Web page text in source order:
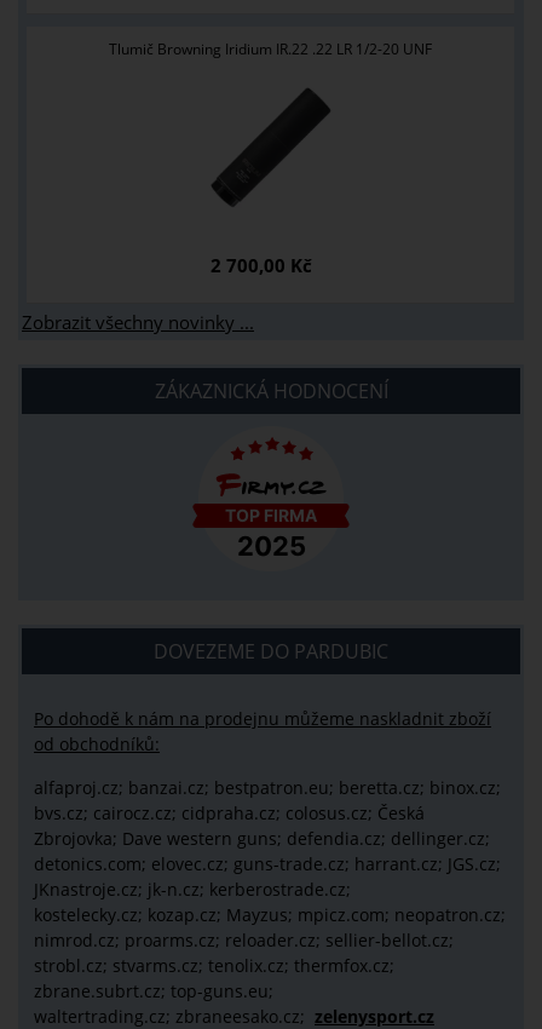
Tlumič Browning Iridium IR.22 .22 LR 1/2-20 UNF
2 700,00 Kč
Zobrazit všechny novinky ...
ZÁKAZNICKÁ HODNOCENÍ
DOVEZEME DO PARDUBIC
Po dohodě k nám na prodejnu můžeme naskladnit zboží
od obchodníků:
alfaproj.cz; banzai.cz; bestpatron.eu; beretta.cz; binox.cz;
bvs.cz; cairocz.cz; cidpraha.cz; colosus.cz; Česká
Zbrojovka; Dave western guns; defendia.cz; dellinger.cz;
detonics.com; elovec.cz; guns-trade.cz; harrant.cz; JGS.cz;
JKnastroje.cz; jk-n.cz; kerberostrade.cz;
kostelecky.cz; kozap.cz; Mayzus; mpicz.com; neopatron.cz;
nimrod.cz; proarms.cz; reloader.cz; sellier-bellot.cz;
strobl.cz; stvarms.cz; tenolix.cz; thermfox.cz;
zbrane.subrt.cz; top-guns.eu;
waltertrading.cz; zbraneesako.cz; zelenysport.cz